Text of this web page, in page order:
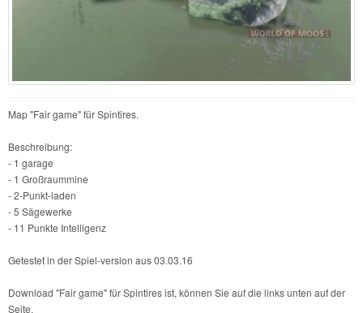
Map "Fair game" für Spintires.
Beschreibung:
- 1 garage
- 1 Großraummine
- 2-Punkt-laden
- 5 Sägewerke
- 11 Punkte Intelligenz
Getestet in der Spiel-version aus 03.03.16
Download "Fair game" für Spintires ist, können Sie auf die links unten auf der
Seite.